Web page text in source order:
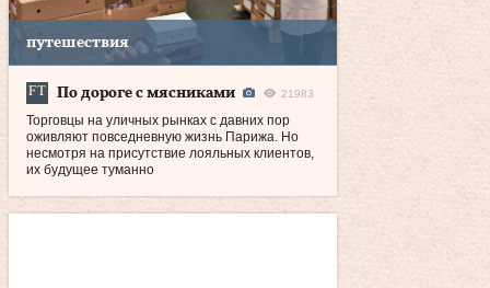
путешествия
По дороге с мясниками 21983
Торговцы на уличных рынках с давних пор
оживляют повседневную жизнь Парижа. Но
несмотря на присутствие лояльных клиентов,
их будущее туманно